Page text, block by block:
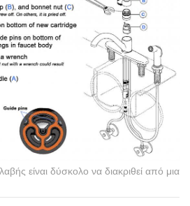
είναι δύσκολο να διακριθεί από μια